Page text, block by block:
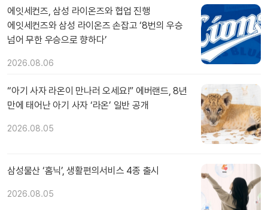
에잇세컨즈, 삼성 라이온즈와 협업 진행
에잇세컨즈와 삼성 라이온즈 손잡고 ‘8번의 우승
넘어 무한 우승으로 향하다’
2026.08.06
“아기 사자 라온이 만나러 오세요!” 에버랜드, 8년
만에 태어난 아기 사자 ‘라온’ 일반 공개
2026.08.05
삼성물산 ‘홈닉’, 생활편의서비스 4종 출시
2026.08.05